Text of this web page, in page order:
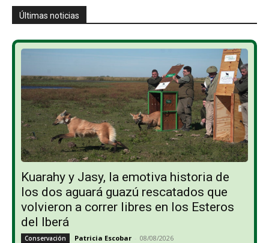
Últimas noticias
Kuarahy y Jasy, la emotiva historia de
los dos aguará guazú rescatados que
volvieron a correr libres en los Esteros
del Iberá
Conservación Patricia Escobar - 08/08/2026